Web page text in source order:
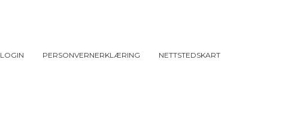
LOGIN PERSONVERNERKLÆRING NETTSTEDSKART